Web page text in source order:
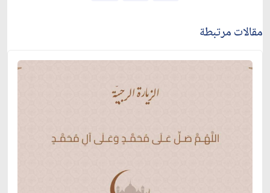
مقالات مرتبطة